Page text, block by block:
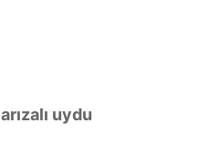
arızalı uydu